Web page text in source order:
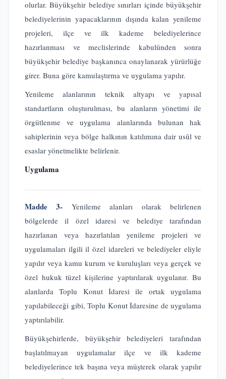
olurlar. Büyükşehir belediye sınırları içinde büyükşehir
belediyelerinin yapacaklarının dışında kalan yenileme
projeleri, ilçe ve ilk kademe belediyelerince
hazırlanması ve meclislerinde kabulünden sonra
büyükşehir belediye başkanınca onaylanarak yürürlüğe
girer. Buna göre kamulaştırma ve uygulama yapılır.
Yenileme alanlarının teknik altyapı ve yapısal
standartların oluşturulması, bu alanların yönetimi ile
örgütlenme ve uygulama alanlarında bulunan hak
sahiplerinin veya bölge halkının katılımına dair usûl ve
esaslar yönetmelikte belirlenir.
Uygulama
Madde 3- Yenileme alanları olarak belirlenen
bölgelerde il özel idaresi ve belediye tarafından
hazırlanan veya hazırlatılan yenileme projeleri ve
uygulamaları ilgili il özel idareleri ve belediyeler eliyle
yapılır veya kamu kurum ve kuruluşları veya gerçek ve
özel hukuk tüzel kişilerine yaptırılarak uygulanır. Bu
alanlarda Toplu Konut İdaresi ile ortak uygulama
yapılabileceği gibi, Toplu Konut İdaresine de uygulama
yaptırılabilir.
Büyükşehirlerde, büyükşehir belediyeleri tarafından
başlatılmayan uygulamalar ilçe ve ilk kademe
belediyelerince tek başına veya müşterek olarak yapılır